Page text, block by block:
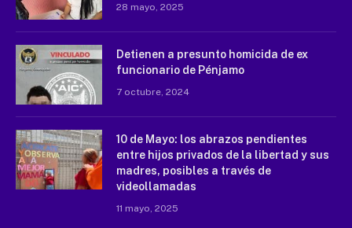
28 mayo, 2025
Detienen a presunto homicida de ex
funcionario de Pénjamo
7 octubre, 2024
10 de Mayo: los abrazos pendientes
entre hijos privados de la libertad y sus
madres, posibles a través de
videollamadas
11 mayo, 2025